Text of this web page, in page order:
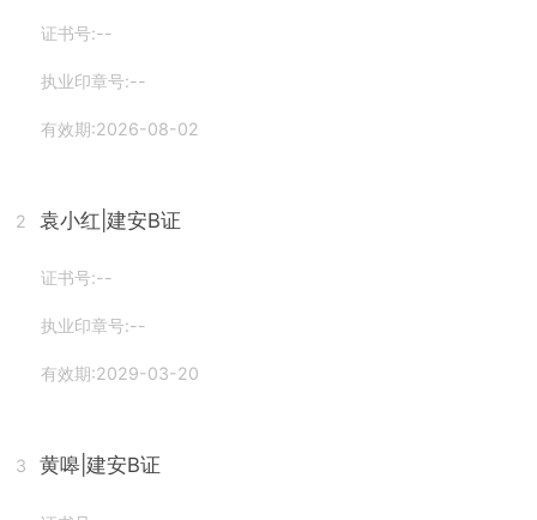
证书号:--
执业印章号:--
有效期:2026-08-02
2 袁小红 |建安B证
证书号:--
执业印章号:--
有效期:2029-03-20
3 黄嗥 |建安B证